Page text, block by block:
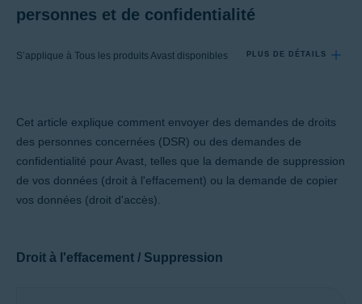
personnes et de confidentialité
S’applique à Tous les produits Avast disponibles PLUS DE DÉTAILS
Tous les produits Avast disponibles
Tous les systèmes d’exploitation pris en charge
Cet article explique comment envoyer des demandes de droits
des personnes concernées (DSR) ou des demandes de
confidentialité pour Avast, telles que la demande de suppression
de vos données (droit à l'effacement) ou la demande de copier
vos données (droit d'accès).
Droit à l'effacement / Suppression